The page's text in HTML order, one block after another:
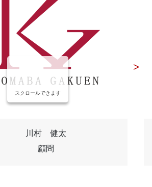
川村 健太
顧問
スクロールできます